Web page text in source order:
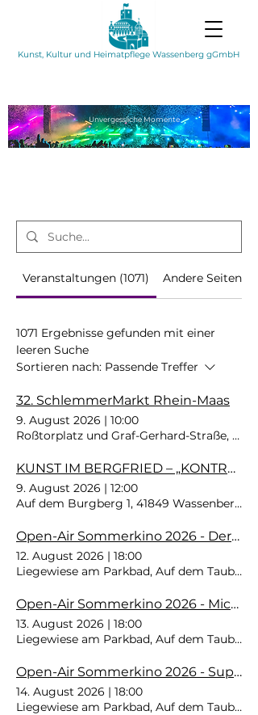
Kunst, Kultur und Heimatpflege Wassenberg gGmbH
UnvergesslicheMomente
Veranstaltungen (1071) Andere Seiten
1071 Ergebnisse gefunden mit einer
leeren Suche
Sortieren nach: Passende Treffer
32. SchlemmerMarkt Rhein-Maas
9. August 2026 | 10:00
Roßtorplatz und Graf-Gerhard-Straße,
KUNST IM BERGFRIED – „KONTRASTE“
9. August 2026 | 12:00
Auf dem Burgberg 1, 41849 Wassenberg,
Open-Air Sommerkino 2026 - Der Teufel trägt Prada 2
12. August 2026 | 18:00
Liegewiese am Parkbad, Auf dem
Open-Air Sommerkino 2026 - Michael
13. August 2026 | 18:00
Liegewiese am Parkbad, Auf dem
Open-Air Sommerkino 2026 - Super Mario 2
14. August 2026 | 18:00
Liegewiese am Parkbad, Auf dem